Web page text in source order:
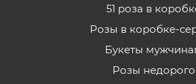
51 роза в
Розы в коробке-
Букеты
Розы недорого